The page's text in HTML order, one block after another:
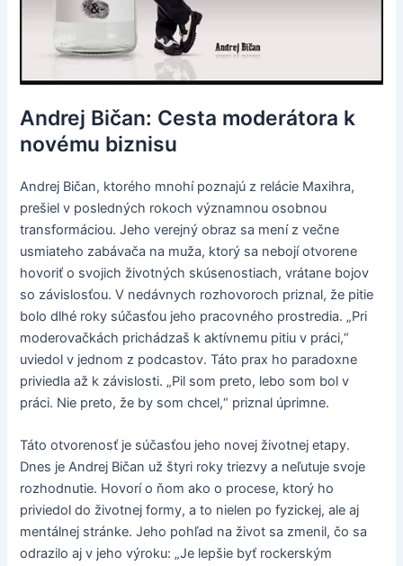
Andrej Bičan: Cesta moderátora k
novému biznisu
Andrej Bičan, ktorého mnohí poznajú z relácie Maxihra,
prešiel v posledných rokoch významnou osobnou
transformáciou. Jeho verejný obraz sa mení z večne
usmiateho zabávača na muža, ktorý sa nebojí otvorene
hovoriť o svojich životných skúsenostiach, vrátane bojov
so závislosťou. V nedávnych rozhovoroch priznal, že pitie
bolo dlhé roky súčasťou jeho pracovného prostredia. „Pri
moderovačkách prichádzaš k aktívnemu pitiu v práci,“
uviedol v jednom z podcastov. Táto prax ho paradoxne
priviedla až k závislosti. „Pil som preto, lebo som bol v
práci. Nie preto, že by som chcel,“ priznal úprimne.
Táto otvorenosť je súčasťou jeho novej životnej etapy.
Dnes je Andrej Bičan už štyri roky triezvy a neľutuje svoje
rozhodnutie. Hovorí o ňom ako o procese, ktorý ho
priviedol do životnej formy, a to nielen po fyzickej, ale aj
mentálnej stránke. Jeho pohľad na život sa zmenil, čo sa
odrazilo aj v jeho výroku: „Je lepšie byť rockerským